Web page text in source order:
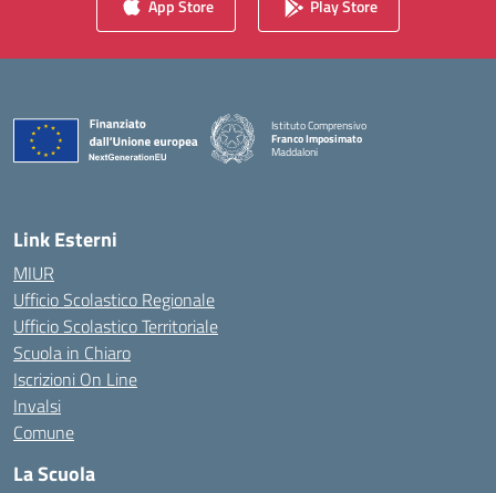
App Store Play Store
Istituto Comprensivo
Franco Imposimato
Maddaloni
Link Esterni
MIUR
Ufficio Scolastico Regionale
Ufficio Scolastico Territoriale
Scuola in Chiaro
Iscrizioni On Line
Invalsi
Comune
La Scuola